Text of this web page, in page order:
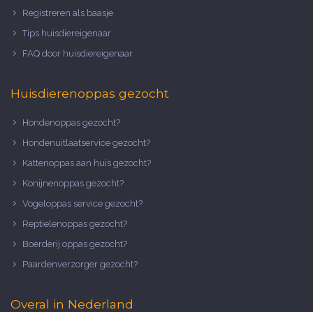
Registreren als baasje
Tips huisdiereigenaar
FAQ door huisdiereigenaar
Huisdierenoppas gezocht
Hondenoppas gezocht?
Hondenuitlaatservice gezocht?
Kattenoppas aan huis gezocht?
Konijnenoppas gezocht?
Vogeloppas service gezocht?
Reptielenoppas gezocht?
Boerderij oppas gezocht?
Paardenverzorger gezocht?
Overal in Nederland